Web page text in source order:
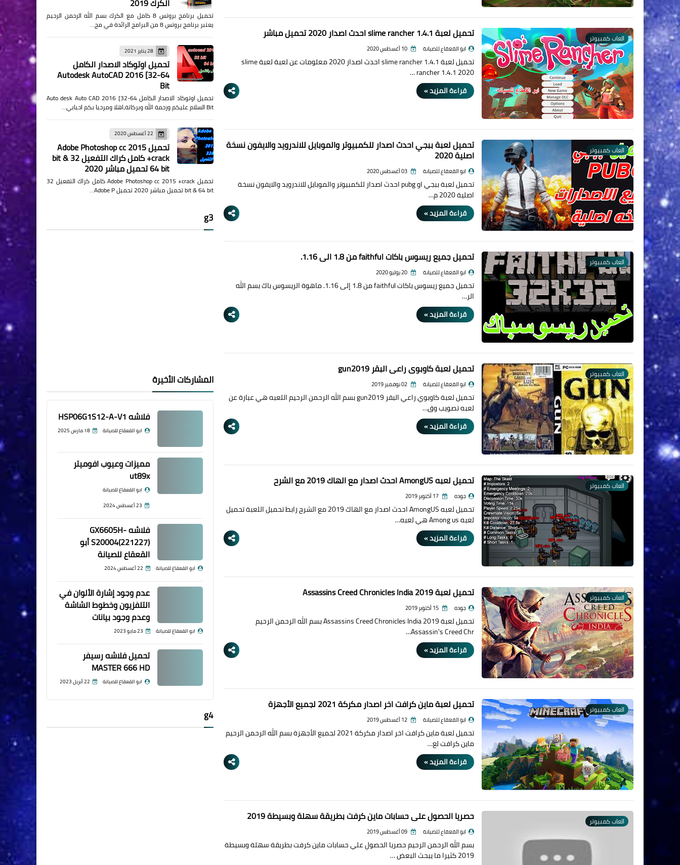
العاب كمبيوتر تحميل لعبة slime rancher 1.4.1 احدث اصدار 2020 تحميل مباشر
ابو القعقاع للصيانة
تحميل لعبة slime rancher 1.4.1 احدث اصدار 2020 معلومات عن لعبة لعبة slime
rancher 1.4.1 2020 …
قراءة المزيد »
العاب كمبيوتر تحميل لعبة ببجي احدث اصدار للكمبيوتر والموبايل للاندرويد والايفون نسخة
اصلية 2020
ابو القعقاع للصيانة
تحميل لعبة ببجي او pubg احدث اصدار للكمبيوتر والموبايل للاندرويد والايفون نسخة
اصلية 2020 م…
قراءة المزيد »
العاب كمبيوتر تحميل جميع ريسوس باكات faithful من 1.8 الي 1.16.
ابو القعقاع للصيانة
تحميل جميع ريسوس باكات faithful من 1.8 إلى 1.16. ماهوة الريسوس باك بسم الله
الر…
قراءة المزيد »
العاب كمبيوتر تحميل لعبة كاوبوي راعي البقر gun2019
ابو القعقاع للصيانة
تحميل لعبة كاوبوي راعي البقر gun2019 بسم الله الرحمن الرحيم اللعبه هي عبارة عن
لعبه تصويب وق…
قراءة المزيد »
العاب كمبيوتر تحميل لعبه AmongUS احدث اصدار مع الهاك 2019 مع الشرح
جوده
تحميل لعبه AmongUS احدث اصدار مع الهاك 2019 مع الشرح رابط تحميل اللعبة تحميل
لعبه Among us هي لعبه…
قراءة المزيد »
العاب كمبيوتر تحميل لعبة Assassins Creed Chronicles India 2019
جوده
تحميل لعبة Assassins Creed Chronicles India 2019 بسم الله الرحمن الرحيم
Assassin's Creed Chr…
قراءة المزيد »
العاب كمبيوتر تحميل لعبة ماين كرافت اخر اصدار مكركة 2021 لجميع الأجهزة
ابو القعقاع للصيانة
تحميل لعبة ماين كرافت اخر اصدار مكركة 2021 لجميع الأجهزة بسم الله الرحمن الرحيم
ماين كرافت لع…
قراءة المزيد »
العاب كمبيوتر حصريا الحصول علي حسابات ماين كرفت بطريقة سهلة وبسيطة 2019
ابو القعقاع للصيانة
بسم الله الرحمن الرحيم حصريا الحصول علي حسابات ماين كرفت بطريقة سهلة وبسيطة
2019 كثيرا ما يبحث البعض …
تحميل برنامج بروتس 8 كامل مع الكرك بسم الله الرحمن الرحيم
يعتبر برنامج بروتس 8 من البرامج الرائدة في مج…
28 يناير 2021
تحميل اوتوكاد الاصدار الكامل
Autodesk AutoCAD 2016 [32-64
Bit
تحميل اوتوكاد الاصدار الكامل Auto desk Auto CAD 2016 [32-64
Bit السلام عليكم ورحمة الله وبركاتة،اهلا ومرحبا بكم احبابي…
22 أغسطس 2020
تحميل Adobe Photoshop cc 2015
+crack كامل كراك التفعيل 32 bit &
64 bit تحميل مباشر 2020
تحميل Adobe Photoshop cc 2015 +crack كامل كراك التفعيل 32
bit & 64 bit تحميل مباشر 2020 تحميل Adobe P…
g3
المشاركات الأخيرة
فلاشه HSP06G1S12-A-V1
ابو القعقاع للصيانة 18 مارس 2025
مميزات وعيوب افوميتر
ut89x
ابو القعقاع للصيانة
23 أغسطس 2024
فلاشه GX6605H-
S20004(221227) أبو
القعقاع للصيانة
ابو القعقاع للصيانة 22 أغسطس 2024
عدم وجود إشارة الألوان في
التلفزيون وخطوط الشاشة
وعدم وجود بيانات
ابو القعقاع للصيانة 23 مايو 2023
تحميل فلاشه رسيفر
MASTER 666 HD
ابو القعقاع للصيانة 22 أبريل 2023
g4